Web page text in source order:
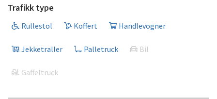
Trafikk type
Rullestol Koffert Handlevogner
Jekketraller Palletruck Bil
Gaffeltruck